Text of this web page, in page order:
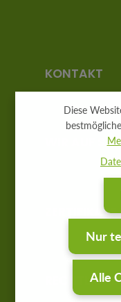
KONTAKT
WIR AUF
ZERTIFIKATE
Diese
Nur
Alle